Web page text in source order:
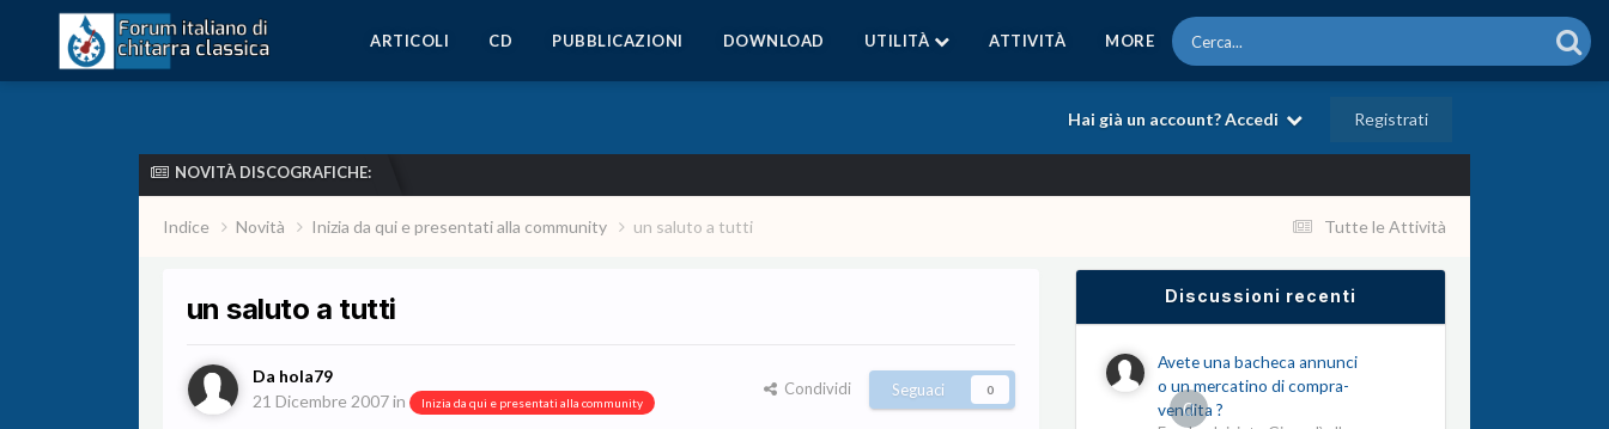
ARTICOLI CD PUBBLICAZIONI DOWNLOAD UTILITÀ ATTIVITÀ MORE
Hai già un account? Accedi Registrati
NOVITÀ DISCOGRAFICHE:
Tutte le Attività
Indice Novità Inizia da qui e presentati alla community un saluto a tutti
un saluto a tutti
Da hola79
21 Dicembre 2007in Inizia da qui e presentati alla community
Condividi Seguaci 0
Discussioni recenti
0
Avete una bacheca annunci
o un mercatino di compra-
vendita ?